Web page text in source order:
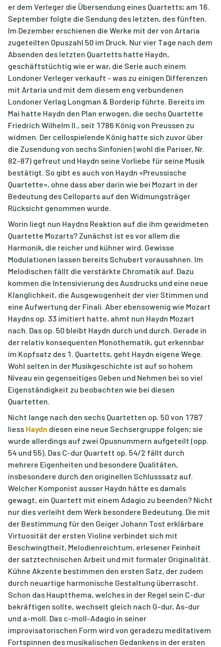
er dem Verleger die Übersendung eines Quartetts; am 16.
September folgte die Sendung des letzten, des fünften.
Im Dezember erschienen die Werke mit der von Artaria
zugeteilten Opuszahl 50 im Druck. Nur vier Tage nach dem
Absenden des letzten Quartetts hatte Haydn,
geschäftstüchtig wie er war, die Serie auch einem
Londoner Verleger verkauft - was zu einigen Differenzen
mit Artaria und mit dem diesem eng verbundenen
Londoner Verlag Longman & Borderip führte. Bereits im
Mai hatte Haydn den Plan erwogen, die sechs Quartette
Friedrich Wilhelm II., seit 1786 König von Preussen zu
widmen. Der cellospielende König hatte sich zuvor über
die Zusendung von sechs Sinfonien (wohl die Pariser, Nr.
82-87) gefreut und Haydn seine Vorliebe für seine Musik
bestätigt. So gibt es auch von Haydn «Preussische
Quartette», ohne dass aber darin wie bei Mozart in der
Bedeutung des Celloparts auf den Widmungsträger
Rücksicht genommen wurde.
Worin liegt nun Haydns Reaktion auf die ihm gewidmeten
Quartette Mozarts? Zunächst ist es vor allem die
Harmonik, die reicher und kühner wird. Gewisse
Modulationen lassen bereits Schubert vorausahnen. Im
Melodischen fällt die verstärkte Chromatik auf. Dazu
kommen die Intensivierung des Ausdrucks und eine neue
Klanglichkeit, die Ausgewogenheit der vier Stimmen und
eine Aufwertung der Finali. Aber ebensowenig wie Mozart
Haydns op. 33 imitiert hatte, ahmt nun Haydn Mozart
nach. Das op. 50 bleibt Haydn durch und durch. Gerade in
der relativ konsequenten Monothematik, gut erkennbar
im Kopfsatz des 1. Quartetts, geht Haydn eigene Wege.
Wohl selten in der Musikgeschichte ist auf so hohem
Niveau ein gegenseitiges Geben und Nehmen bei so viel
Eigenständigkeit zu beobachten wie bei diesen
Quartetten.
Nicht lange nach den sechs Quartetten op. 50 von 1787
liess Haydn diesen eine neue Sechsergruppe folgen; sie
wurde allerdings auf zwei Opusnummern aufgeteilt (opp.
54 und 55). Das C-dur Quartett op. 54/2 fällt durch
mehrere Eigenheiten und besondere Qualitäten,
insbesondere durch den originellen Schlusssatz auf.
Welcher Komponist ausser Haydn hätte es damals
gewagt, ein Quartett mit einem Adagio zu beenden? Nicht
nur dies verleiht dem Werk besondere Bedeutung. Die mit
der Bestimmung für den Geiger Johann Tost erklärbare
Virtuosität der ersten Violine verbindet sich mit
Beschwingtheit, Melodienreichtum, erlesener Feinheit
der satztechnischen Arbeit und mit formaler Originalität.
Kühne Akzente bestimmen den ersten Satz, der zudem
durch neuartige harmonische Gestaltung überrascht.
Schon das Hauptthema, welches in der Regel sein C-dur
bekräftigen sollte, wechselt gleich nach G-dur, As-dur
und a-moll. Das c-moll-Adagio in seiner
improvisatorischen Form wird von geradezu meditativem
Fortspinnen des musikalischen Gedankens in der ersten